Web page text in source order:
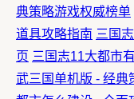
典策略游戏权威榜单
道具攻略指南 三国
页 三国志11大都市
武三国单机版 - 经典